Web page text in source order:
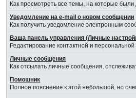
Как просмотреть все темы, на которые
Уведомление на е-mail о новом сообщении
Как получить уведомление электронным
Ваша панель управления (Личные
Редактирование контактной и
Личные сообщения
Как отсылать личные сообщения,
Помошник
Полное пояснение к этой небольшой, но